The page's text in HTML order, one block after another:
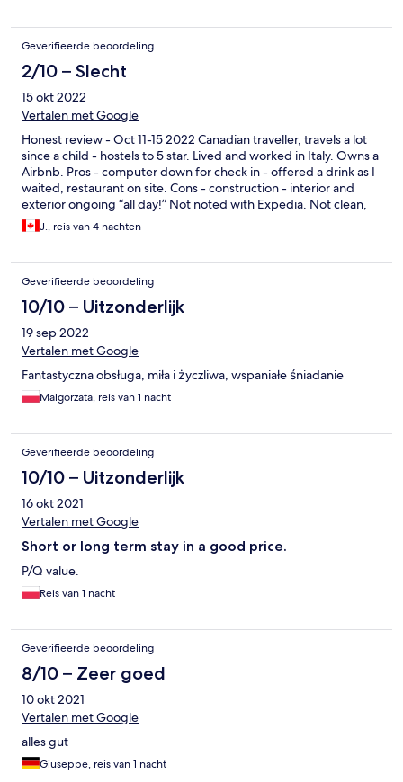
Geverifieerde beoordeling
2/10 – Slecht
15 okt 2022
Vertalen met Google
Honest review - Oct 11-15 2022 Canadian traveller, travels a lot
since a child - hostels to 5 star. Lived and worked in Italy. Owns a
Airbnb. Pros - computer down for check in - offered a drink as I
waited, restaurant on site. Cons - construction - interior and
exterior ongoing “all day!” Not noted with Expedia. Not clean,
dirty and dark. Think Soviet style hotel. Not 24/7 reception.
Waited 20 minutes locked out of hotel lobby because hotel
Imagine if a person needed an ambulance at the hotel.
Unsupportive hotel management. Suggestions/areas of
improvement - Not a 3.5 star hotel closer to 1-2 star hotel. Hotel
staff and management that do their best to help the guest have
a great stay. I stayed at B&B Hotel Centrum and Hotel
Metropolitan here in the same city. Both 4 star. Do yourself a
favour and spend a little more to get a decent stay. Bonne
Voyage!
J., reis van 4 nachten
Geverifieerde beoordeling
10/10 – Uitzonderlijk
19 sep 2022
Vertalen met Google
Fantastyczna obsługa, miła i życzliwa, wspaniałe śniadanie
Malgorzata, reis van 1 nacht
Geverifieerde beoordeling
10/10 – Uitzonderlijk
16 okt 2021
Vertalen met Google
Short or long term stay in a good price.
P/Q value.
Reis van 1 nacht
Geverifieerde beoordeling
8/10 – Zeer goed
10 okt 2021
Vertalen met Google
alles gut
Giuseppe, reis van 1 nacht